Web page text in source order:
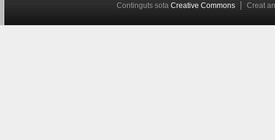
Continguts sota Creative Commons Creat